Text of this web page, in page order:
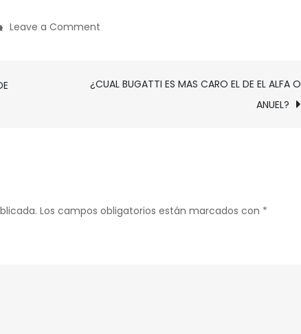
Leave a Comment
ES
¿CUAL BUGATTI ES MAS CARO EL DE EL ALFA O
ANUEL?
Los campos obligatorios están marcados con *